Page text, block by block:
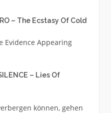
– The Ecstasy Of Cold
Evidence Appearing
– Lies Of
können, gehen